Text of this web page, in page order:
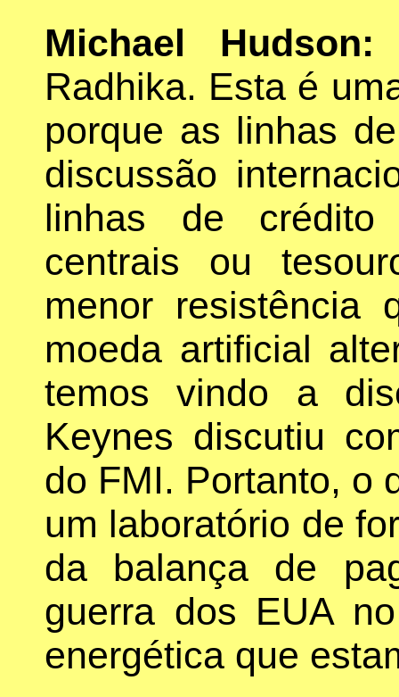
Michael Hudson:
Radhika. Esta é
porque as linhas
discussão
linhas de crédito
centrais ou
menor resistência
moeda artificial
temos vindo a
Keynes discutiu
do FMI. Portanto, o
um laboratório de
da balança de
guerra dos EUA
energética que